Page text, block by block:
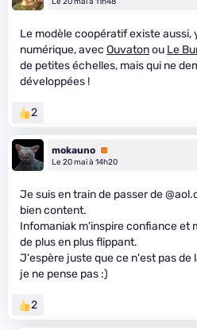
Le modèle coopératif existe aussi,
numérique, avec Ouvatonou Le
de petites échelles, mais qui ne
développées !
2
mokauno Premium
Le 20 mai à 14h20
Je suis en train de passer de
bien content.
Infomaniak m'inspire confiance et
de plus en plus flippant.
J'espère juste que ce n'est pas de
je ne pense pas :)
2